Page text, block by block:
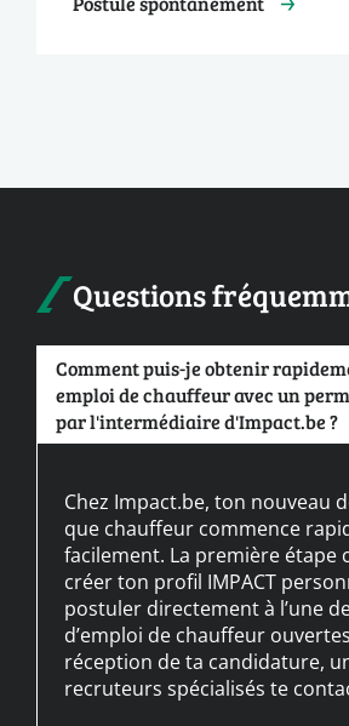
Questions
Comment puis-je obtenir
emploi de chauffeur avec un
par l'intermédiaire d'Impact.be ?
Chez Impact.be, ton nouveau
que chauffeur commence
facilement. La première étape
créer ton profil IMPACT
postuler directement à l’une
d’emploi de chauffeur
réception de ta candidature,
recruteurs spécialisés te